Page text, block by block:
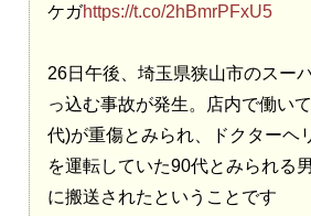
ケガhttps://t.co/2hBmrPFxU5
26日午後、埼玉県狭山市のスー
っ込む事故が発生。店内で働い
代)が重傷とみられ、ドクターヘ
を運転していた90代とみられる
に搬送されたということです